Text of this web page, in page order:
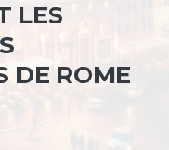
LES
DE ROME